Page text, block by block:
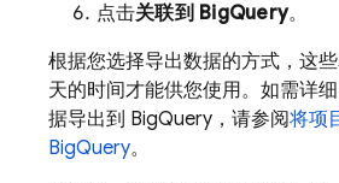
点击关联到 BigQuery。
根据您选择导出数据的方式，这
天的时间才能供您使用。如需详
据导出到 BigQuery ，请参阅将项
BigQuery。